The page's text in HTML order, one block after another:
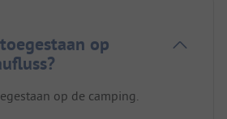
op
op de camping.